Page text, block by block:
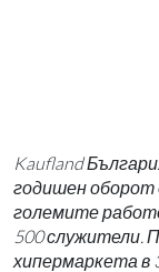
Kaufland
годишен оборот
големите
500 служители.
хипермаркета в